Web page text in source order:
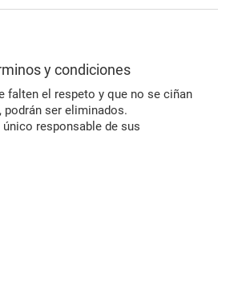
y condiciones
falten el respeto y que no se ciñan
ser eliminados.
responsable de sus